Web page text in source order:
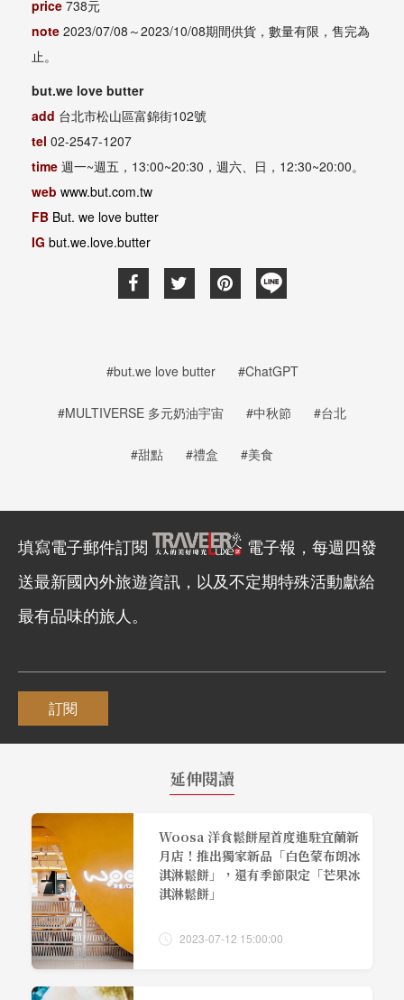
price 738元
note 2023/07/08～2023/10/08期間供貨，數量有限，售完為
止。
but.we love butter
add 台北市松山區富錦街102號
tel 02-2547-1207
time 週一~週五，13:00~20:30，週六、日，12:30~20:00。
web www.but.com.tw
FB But. we love butter
IG but.we.love.butter
#but.we love butter #ChatGPT
#MULTIVERSE 多元奶油宇宙 #中秋節 #台北
#甜點 #禮盒 #美食
填寫電子郵件訂閱
電子報，每週四發
送最新國內外旅遊資訊，以及不定期特殊活動獻給
最有品味的旅人。
訂閱
延伸閱讀
Woosa 洋食鬆餅屋首度進駐宜蘭新
月店！推出獨家新品「白色蒙布朗冰
淇淋鬆餅」，還有季節限定「芒果冰
淇淋鬆餅」
2023-07-12 15:00:00